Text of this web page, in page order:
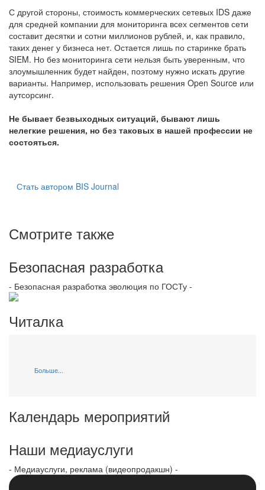
С другой стороны, стоимость коммерческих сетевых IDS даже
для средней компании для мониторинга всех сегментов сети
составит десятки и сотни миллионов рублей, и, как правило,
таких денег у бизнеса нет. Остается лишь по старинке брать
SIEM. Но без мониторинга сети нельзя быть уверенным, что
злоумышленник будет найден, поэтому нужно искать другие
варианты. Например, использовать решения Open Source или
аутсорсинг.
Не бывает безвыходных ситуаций, бывают лишь
нелегкие решения, но без таковых в нашей профессии не
состояться.
Стать автором BIS Journal
Смотрите также
Безопасная разработка
- Безопасная разработка эволюция по ГОСТу -
Читалка
Больше...
Календарь мероприятий
Наши медиауслуги
- Медиауслуги, реклама (видеопродакшн) -